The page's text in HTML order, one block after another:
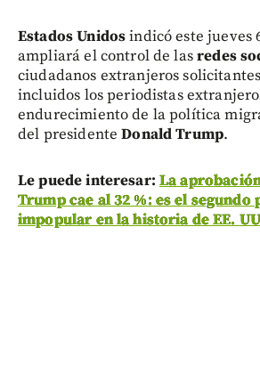
Estados Unidosindicó este jueves
ampliará el control de lasredes
ciudadanos extranjeros
incluidos los periodistas
endurecimiento de la política
del presidenteDonald Trump.
Le puede interesar: La
Trump cae al 32 %: es el segundo
impopular en la historia de EE.